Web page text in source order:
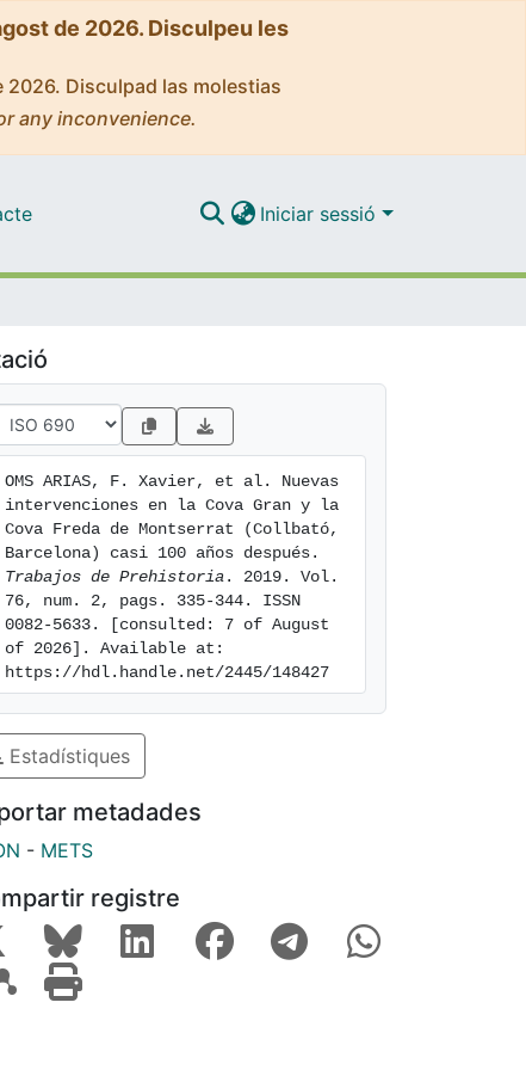
de 2026. Disculpeu les
Disculpad las molestias
any inconvenience.
Iniciar sessió
OMS ARIAS, F. Xavier, et al. Nuevas
intervenciones en la Cova Gran y la
Cova Freda de Montserrat (Collbató,
Trabajos de Prehistoria . 2019. Vol.
76, num. 2, pags. 335-344. ISSN
0082-5633. [consulted: 7 of August
of 2026]. Available at:
https://hdl.handle.net/2445/148427
Estadístiques
metadades
- METS
registre